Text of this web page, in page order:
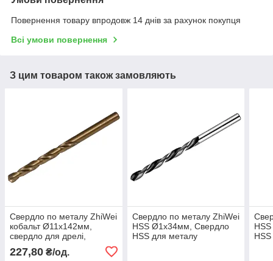
Повернення товару впродовж 14 днів за рахунок покупця
Всі умови повернення
З цим товаром також замовляють
Свердло по металу ZhiWei
кобальт Ø11х142мм,
свердло для дрелі,
металу
227,80 ₴/од.
Свердло по металу ZhiWei
HSS Ø1х34мм, Свердло
HSS для металу